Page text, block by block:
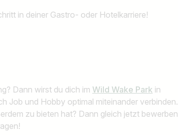
in deiner Gastro- oder Hotelkarriere!
Dann wirst du dich im Wild Wake Park in
Job und Hobby optimal miteinander verbinden.
zu bieten hat? Dann gleich jetzt bewerben